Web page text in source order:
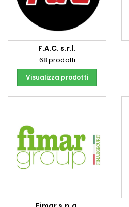
F.A.C. s.r.l.
68 prodotti
Visualizza prodotti